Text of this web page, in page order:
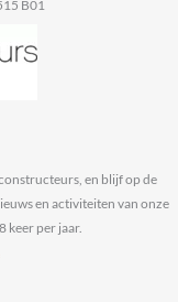
B01
en blijf op de
en activiteiten van onze
keer per jaar.